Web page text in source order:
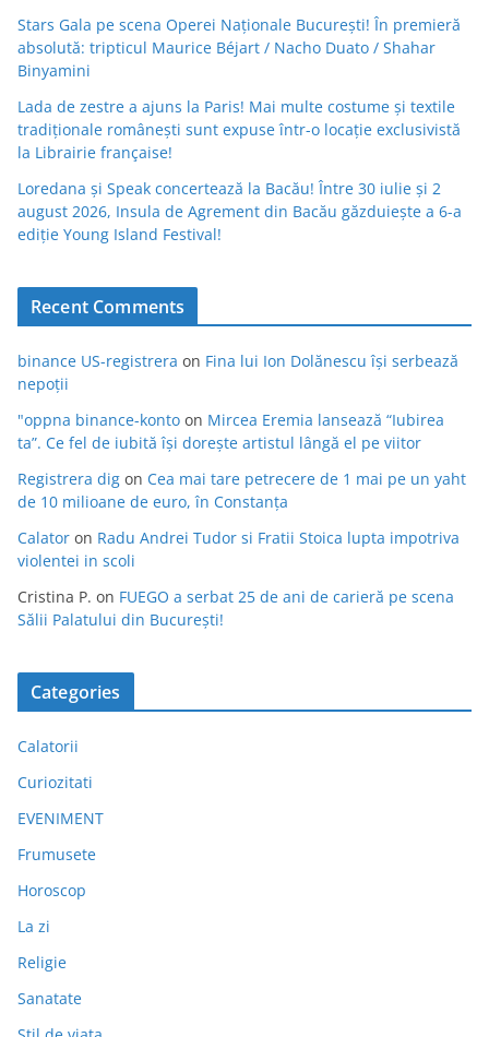
Stars Gala pe scena Operei Naționale București! În premieră
absolută: tripticul Maurice Béjart / Nacho Duato / Shahar
Binyamini
Lada de zestre a ajuns la Paris! Mai multe costume și textile
tradiționale românești sunt expuse într-o locație exclusivistă
la Librairie française!
Loredana și Speak concertează la Bacău! Între 30 iulie și 2
august 2026, Insula de Agrement din Bacău găzduiește a 6-a
ediție Young Island Festival!
Recent Comments
binance US-registrera on Fina lui Ion Dolănescu își serbează
nepoții
"oppna binance-konto on Mircea Eremia lansează “Iubirea
ta”. Ce fel de iubită își dorește artistul lângă el pe viitor
Registrera dig on Cea mai tare petrecere de 1 mai pe un yaht
de 10 milioane de euro, în Constanța
Calator on Radu Andrei Tudor si Fratii Stoica lupta impotriva
violentei in scoli
Cristina P. on FUEGO a serbat 25 de ani de carieră pe scena
Sălii Palatului din București!
Categories
Calatorii
Curiozitati
EVENIMENT
Frumusete
Horoscop
La zi
Religie
Sanatate